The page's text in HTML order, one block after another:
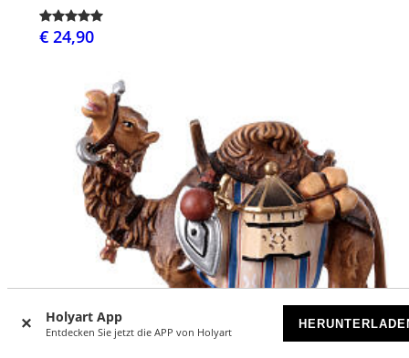
Holyart App
Entdecken Sie jetzt die APP von Holyart
€ 24,90